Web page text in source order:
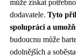
může získat
dodavatele. Tyto
spolupráci a
budoucnu může
odolnějších a